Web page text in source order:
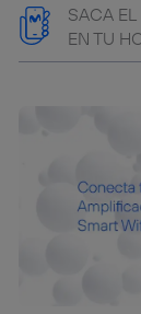
SACA
EN TU